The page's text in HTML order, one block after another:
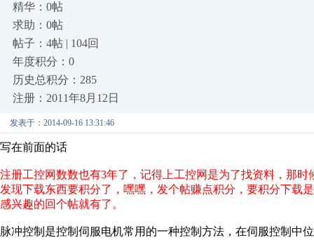
精华：0帖
求助：0帖
帖子：4帖 | 104回
年度积分：0
历史总积分：285
注册：2011年8月12日
发表于：2014-09-16 13:31:46
写在前面的话
注册工控网数数也有3年了，记得上工控网是为了找资料，那
发现下载东西要积分了，嘿嘿，发个帖赚点积分，要积分下载
感兴趣的回个帖就有了。
脉冲控制是控制伺服电机常用的一种控制方法，在伺服控制中